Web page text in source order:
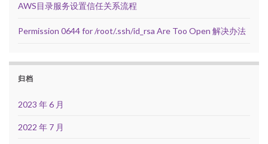
AWS目录服务设置信任关系流程
Permission 0644 for /root/.ssh/id_rsa Are Too Open 解决办法
归档
2023 年 6 月
2022 年 7 月